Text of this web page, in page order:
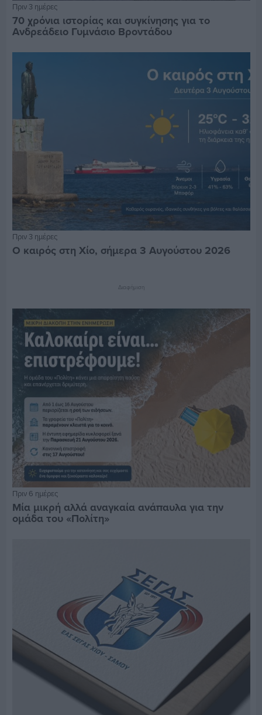
Πριν 3 ημέρες
70 χρόνια ιστορίας και συγκίνησης για το
Ανδρεάδειο Γυμνάσιο Βροντάδου
Πριν 3 ημέρες
Ο καιρός στη Χίο, σήμερα 3 Αυγούστου 2026
Διαφήμιση
Πριν 6 ημέρες
Μία μικρή αλλά αναγκαία ανάπαυλα για την
ομάδα του «Πολίτη»